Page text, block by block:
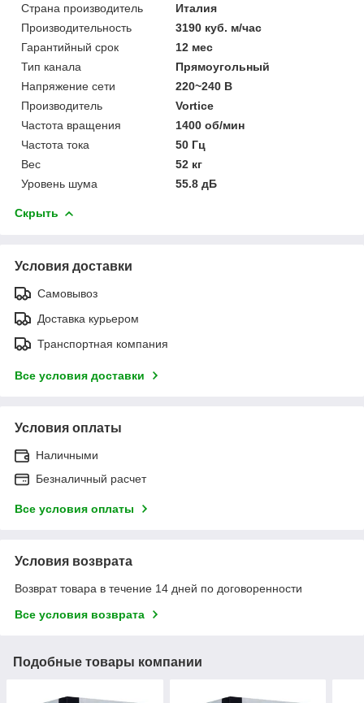
Страна производитель
Италия
Производительность
3190 куб. м/час
Гарантийный срок
12 мес
Тип канала
Прямоугольный
Напряжение сети
220~240 В
Производитель
Vortice
Частота вращения
1400 об/мин
Частота тока
50 Гц
Вес
52 кг
Уровень шума
55.8 дБ
Скрыть
Условия доставки
Самовывоз
Доставка курьером
Транспортная компания
Все условия доставки
Условия оплаты
Наличными
Безналичный расчет
Все условия оплаты
Условия возврата
Возврат товара в течение 14 дней по договоренности
Все условия возврата
Подобные товары компании